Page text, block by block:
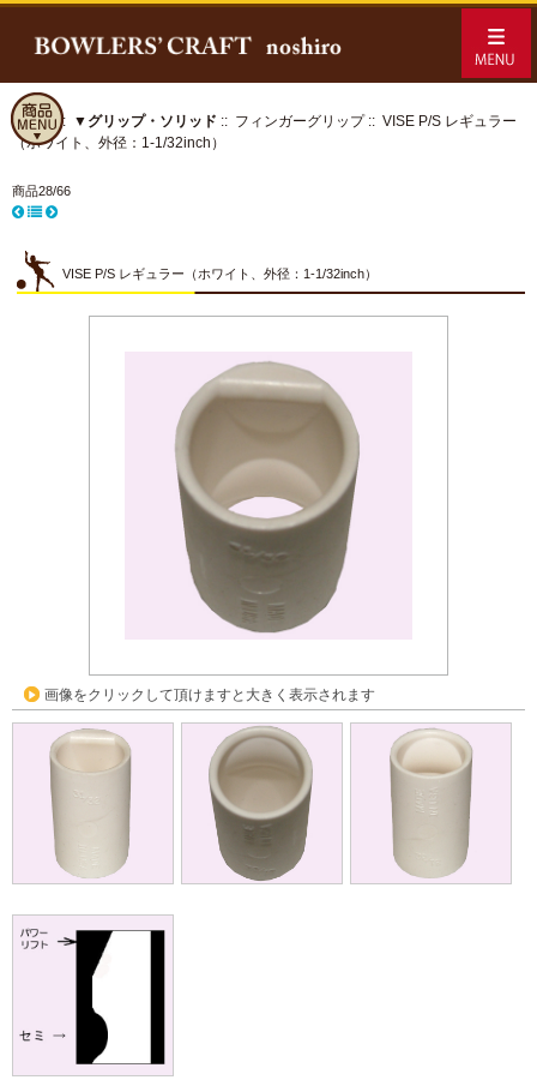
ホーム:: ▼グリップ・ソリッド :: フィンガーグリップ:: VISE P/S レギュラー
（ホワイト、外径：1-1/32inch）
商品28/66
VISE P/S レギュラー（ホワイト、外径：1-1/32inch）
画像をクリックして頂けますと大きく表示されます